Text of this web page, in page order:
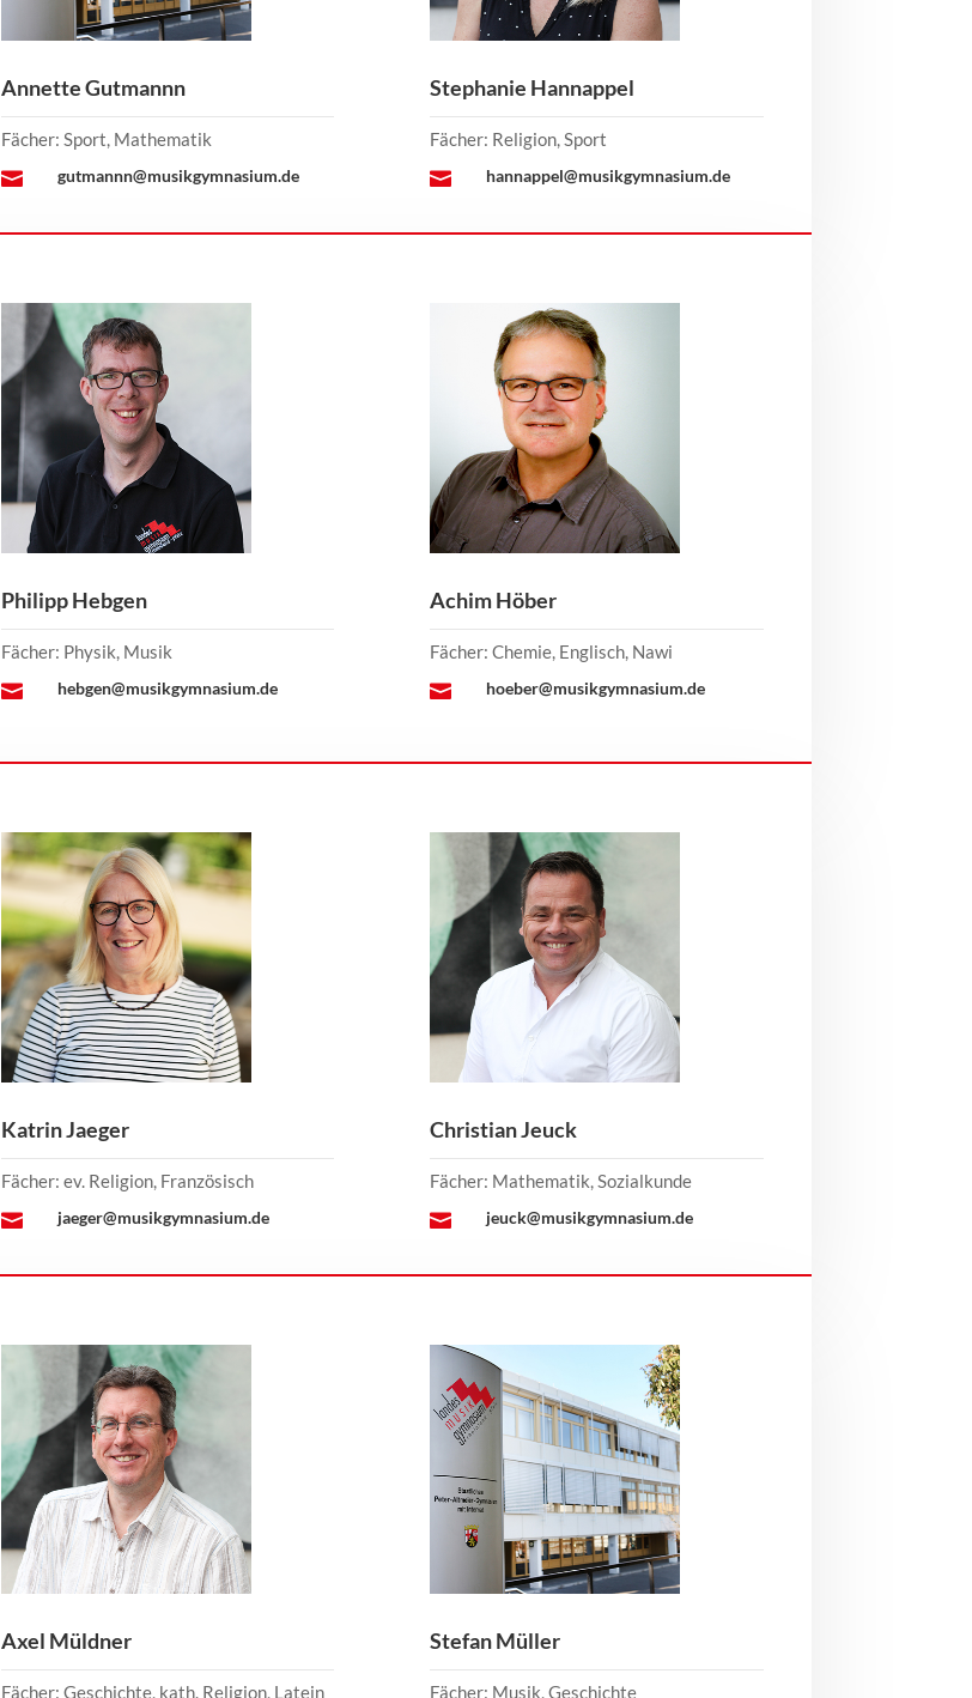
Annette Gutmannn
Fächer: Sport, Mathematik

gutmannn@musikgymnasium.de
Stephanie Hannappel
Fächer: Religion, Sport

hannappel@musikgymnasium.de
Philipp Hebgen
Fächer: Physik, Musik

hebgen@musikgymnasium.de
Achim Höber
Fächer: Chemie, Englisch, Nawi

hoeber@musikgymnasium.de
Katrin Jaeger
Fächer: ev. Religion, Französisch

jaeger@musikgymnasium.de
Christian Jeuck
Fächer: Mathematik, Sozialkunde

jeuck@musikgymnasium.de
Axel Müldner
Fächer: Geschichte, kath. Religion, Latein
Stefan Müller
Fächer: Musik, Geschichte